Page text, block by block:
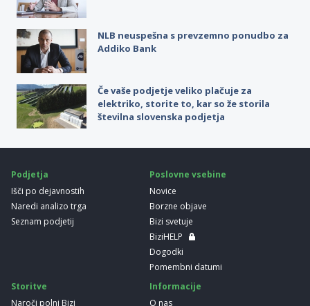
NLB neuspešna s prevzemno ponudbo za
Addiko Bank
Če vaše podjetje veliko plačuje za
elektriko, storite to, kar so že storila
številna slovenska podjetja
Podjetja
Išči po dejavnostih
Naredi analizo trga
Seznam podjetij
Poslovne vsebine
Novice
Borzne objave
Bizi svetuje
BiziHELP
Dogodki
Pomembni datumi
Storitve
Naroči polni Bizi
Informacije
O nas